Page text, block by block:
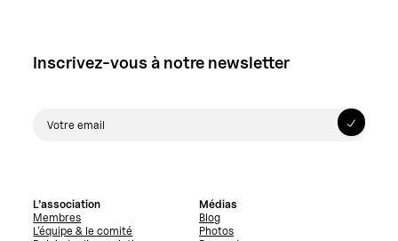
Inscrivez-vous à notre newsletter
L’association
Membres
L’équipe & le comité
Médias
Blog
Photos